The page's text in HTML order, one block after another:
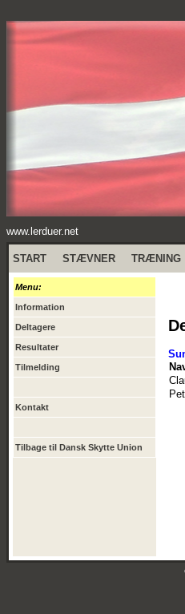
www.lerduer.net
START STÆVNER TRÆNING
Menu:
Information
Deltagere
Resultater
Tilmelding
Kontakt
Tilbage til Dansk Skytte Union